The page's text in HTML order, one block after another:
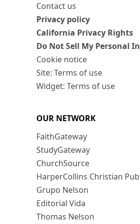
Contact us
Privacy policy
California Privacy Rights
Do Not Sell My Personal
Cookie notice
Site: Terms of use
Widget: Terms of use
OUR NETWORK
FaithGateway
StudyGateway
ChurchSource
HarperCollins Christian
Grupo Nelson
Editorial Vida
Thomas Nelson